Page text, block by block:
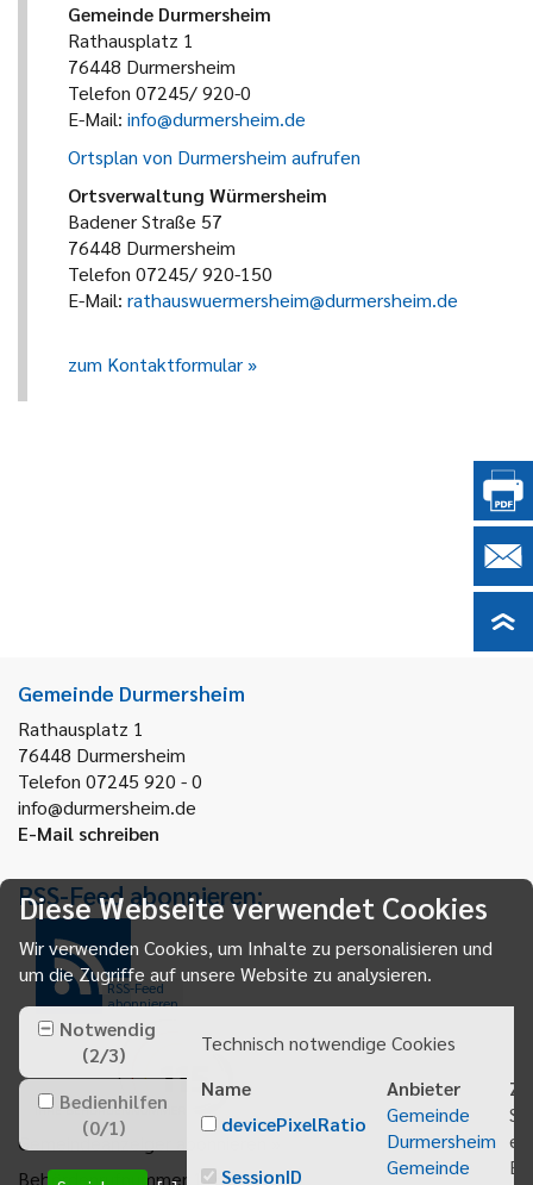
Gemeinde Durmersheim
Rathausplatz 1
76448 Durmersheim
Telefon 07245/ 920-0
E-Mail: info@durmersheim.de
Ortsplan von Durmersheim aufrufen
Ortsverwaltung Würmersheim
Badener Straße 57
76448 Durmersheim
Telefon 07245/ 920-150
E-Mail: rathauswuermersheim@durmersheim.de
zum Kontaktformular
Gemeinde Durmersheim
Rathausplatz 1
76448 Durmersheim
Telefon 07245 920 - 0
info@durmersheim.de
E-Mail schreiben
RSS-Feed abonnieren:
RSS-Feed
abonnieren
Gemeindeanzeiger abonnieren
Behördenrufnummer 115
Diese Webseite verwendet Cookies
Wir verwenden Cookies, um Inhalte zu personalisieren und
um die Zugriffe auf unsere Website zu analysieren.
Notwendig
(2/3)
Bedienhilfen
(0/1)
Technisch notwendige Cookies
Name
Anbieter
devicePixelRatio
Gemeinde
Durmersheim
SessionID
Gemeinde